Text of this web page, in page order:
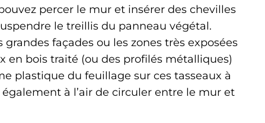
percer le mur et insérer des chevilles
le treillis du panneau végétal.
grandes façades ou les zones très exposées
en bois traité (ou des profilés métalliques)
plastique du feuillage sur ces tasseaux à
à l’air de circuler entre le mur et